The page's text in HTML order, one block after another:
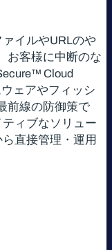
イルやURLのや
お客様に中断のな
Cloud
ェアやフィッシ
前線の防御策で
ィブなソリュー
直接管理・運用